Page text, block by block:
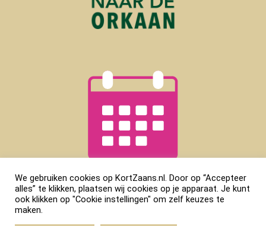
We gebruiken cookies op KortZaans.nl. Door op “Accepteer
alles” te klikken, plaatsen wij cookies op je apparaat. Je kunt
ook klikken op "Cookie instellingen" om zelf keuzes te
maken.